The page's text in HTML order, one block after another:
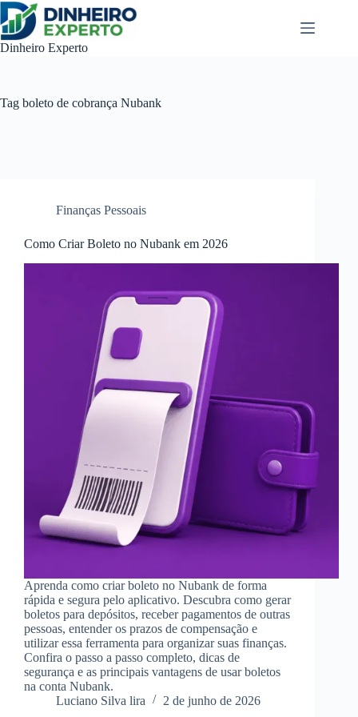
Pular
para
o
conteúdo
Dinheiro Experto
Tag boleto de cobrança Nubank
Finanças Pessoais
Como Criar Boleto no Nubank em 2026
Aprenda como criar boleto no Nubank de forma
rápida e segura pelo aplicativo. Descubra como gerar
boletos para depósitos, receber pagamentos de outras
pessoas, entender os prazos de compensação e
utilizar essa ferramenta para organizar suas finanças.
Confira o passo a passo completo, dicas de
segurança e as principais vantagens de usar boletos
na conta Nubank.
Luciano Silva lira
2 de junho de 2026